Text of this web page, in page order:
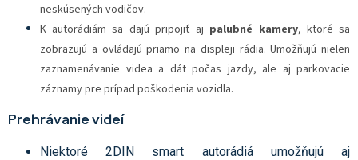
neskúsených vodičov.
K autorádiám sa dajú pripojiť aj palubné kamery, ktoré sa
zobrazujú a ovládajú priamo na displeji rádia. Umožňujú nielen
zaznamenávanie videa a dát počas jazdy, ale aj parkovacie
záznamy pre prípad poškodenia vozidla.
Prehrávanie videí
Niektoré 2DIN smart autorádiá umožňujú aj